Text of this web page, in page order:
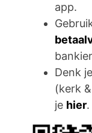
app.
Denk
(kerk
je hier.